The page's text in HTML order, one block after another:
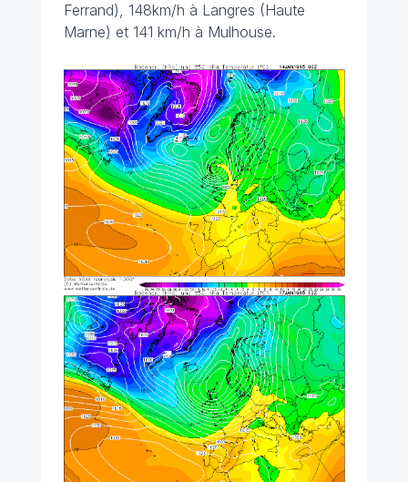
Ferrand), 148km/h à Langres (Haute
Marne) et 141 km/h à Mulhouse.